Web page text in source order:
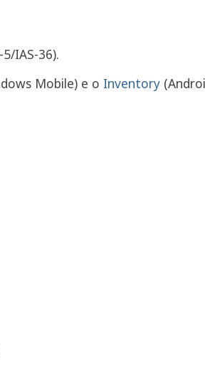
IAS-36).
Mobile) e o Inventory